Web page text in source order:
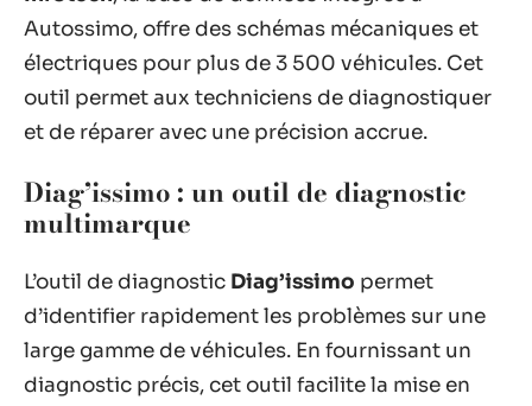
Autossimo, offre des schémas mécaniques et
électriques pour plus de 3 500 véhicules. Cet
outil permet aux techniciens de diagnostiquer
et de réparer avec une précision accrue.
Diag’issimo : un outil de diagnostic
multimarque
L’outil de diagnostic Diag’issimo permet
d’identifier rapidement les problèmes sur une
large gamme de véhicules. En fournissant un
diagnostic précis, cet outil facilite la mise en